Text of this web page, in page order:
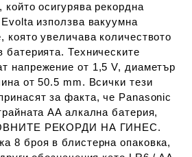
който осигурява рекордна
използва вакуумна
която увеличава количеството
батерията. Техническите
напрежение от 1,5 V, диаметър
от 50.5 mm. Всички тези
за факта, че Panasonic
AA алкална батерия,
РЕКОРДИ НА ГИНЕС.
8 броя в блистерна опаковка,